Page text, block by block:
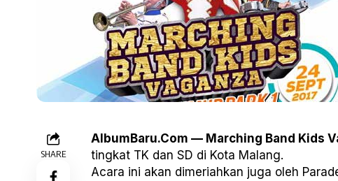
SHARE
AlbumBaru.Com — Marching Band Kids
tingkat TK dan SD di Kota Malang.
Acara ini akan dimeriahkan juga oleh